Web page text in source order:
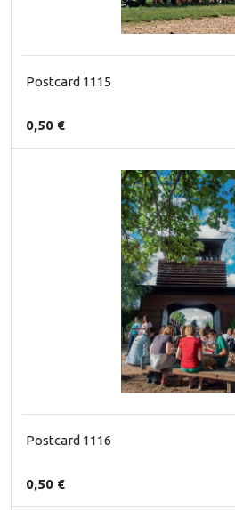
Postcard 1115
0,50 €
Postcard 1116
0,50 €